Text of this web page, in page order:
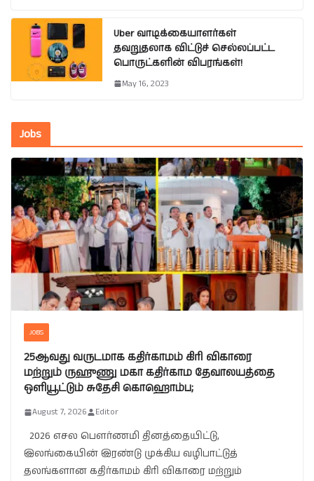
Uber வாடிக்கையாளர்கள்
தவறுதலாக விட்டுச் செல்லப்பட்ட
பொருட்களின் விபரங்கள்!
May 16, 2023
Jobs
JOBS
25ஆவது வருடமாக கதிர்காமம் கிரி விகாரை
மற்றும் ருஹுணு மகா கதிர்காம தேவாலயத்தை
ஒளியூட்டும் சுதேசி கொஹொம்ப;
August 7, 2026 Editor
2026 எசல பௌர்ணமி தினத்தையிட்டு,
இலங்கையின் இரண்டு முக்கிய வழிபாட்டுத்
தலங்களான கதிர்காமம் கிரி விகாரை மற்றும்